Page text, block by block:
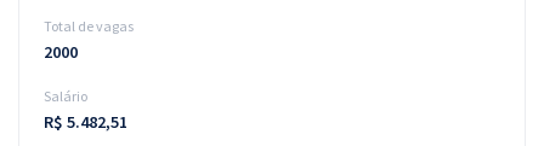
Total de vagas
2000
Salário
R$ 5.482,51